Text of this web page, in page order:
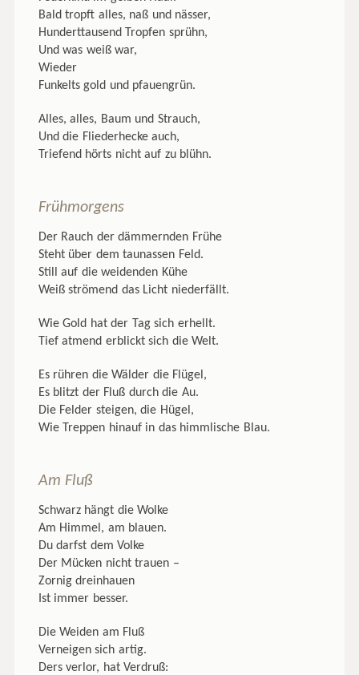
Bald tropft alles, naß und nässer,
Hunderttausend Tropfen sprühn,
Und was weiß war,
Wieder
Funkelts gold und pfauengrün.
Alles, alles, Baum und Strauch,
Und die Fliederhecke auch,
Triefend hörts nicht auf zu blühn.
Frühmorgens
Der Rauch der dämmernden Frühe
Steht über dem taunassen Feld.
Still auf die weidenden Kühe
Weiß strömend das Licht niederfällt.
Wie Gold hat der Tag sich erhellt.
Tief atmend erblickt sich die Welt.
Es rühren die Wälder die Flügel,
Es blitzt der Fluß durch die Au.
Die Felder steigen, die Hügel,
Wie Treppen hinauf in das himmlische Blau.
Am Fluß
Schwarz hängt die Wolke
Am Himmel, am blauen.
Du darfst dem Volke
Der Mücken nicht trauen –
Zornig dreinhauen
Ist immer besser.
Die Weiden am Fluß
Verneigen sich artig.
Ders verlor, hat Verdruß: